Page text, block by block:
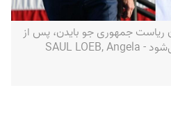
دوران ریاست جمهوری جو بایدن، پس از
برگزاری مراسم تحلیف آغاز می‌شود - SAUL LOEB, Angela